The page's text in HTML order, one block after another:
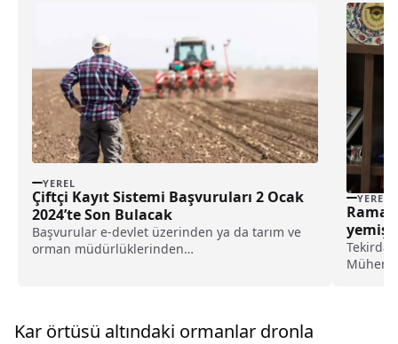
YEREL
Çiftçi Kayıt Sistemi Başvuruları 2 Ocak
2024’te Son Bulacak
Başvurular e-devlet üzerinden ya da tarım ve
orman müdürlüklerinden
YEREL
yemiş
Kar örtüsü altındaki ormanlar dronla